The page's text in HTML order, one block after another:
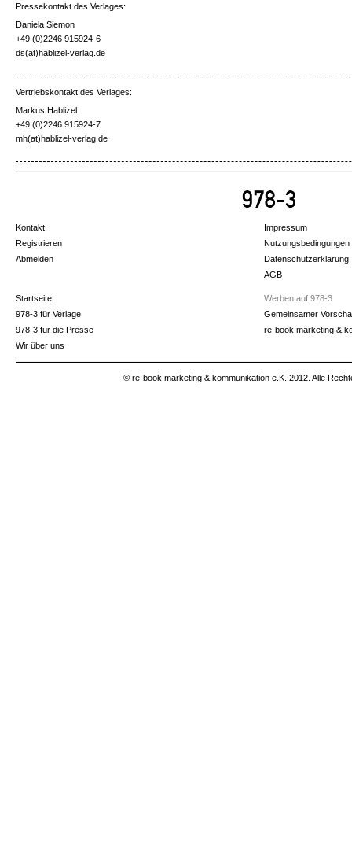
Pressekontakt des Verlages:
Daniela Siemon
+49 (0)2246 915924-6
ds(at)hablizel-verlag.de
Vertriebskontakt des Verlages:
Markus Hablizel
+49 (0)2246 915924-7
mh(at)hablizel-verlag.de
Kontakt
Registrieren
Abmelden
Impressum
Nutzungsbedingungen
Datenschutzerklärung
AGB
Startseite
978-3 für Verlage
978-3 für die Presse
Wir über uns
Werben auf 978-3
Gemeinsamer
re-book marketing &
© re-book marketing & kommunikation e.K. 2012. Alle